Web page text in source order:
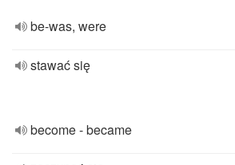
be-was, were
stawać się
become - became